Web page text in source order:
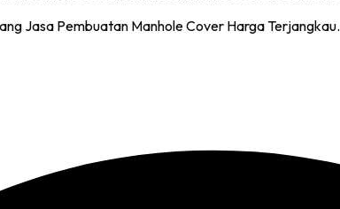
Jasa Pembuatan Manhole Cover Harga Terjangkau.